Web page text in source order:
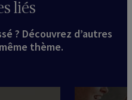
liés
? Découvrez d’autres
thème.